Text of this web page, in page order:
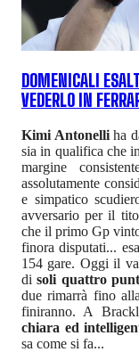
DOMENICALI
VEDERLO IN
Kimi Antonelliha
sia in qualifica che
margine
assolutamente
e simpatico
avversario per il
che il primo Gp
finora disputati...
154 gare. Oggi il
disoli quattro
due rimarrà fino
finiranno. A
chiara ed
sa come si fa...